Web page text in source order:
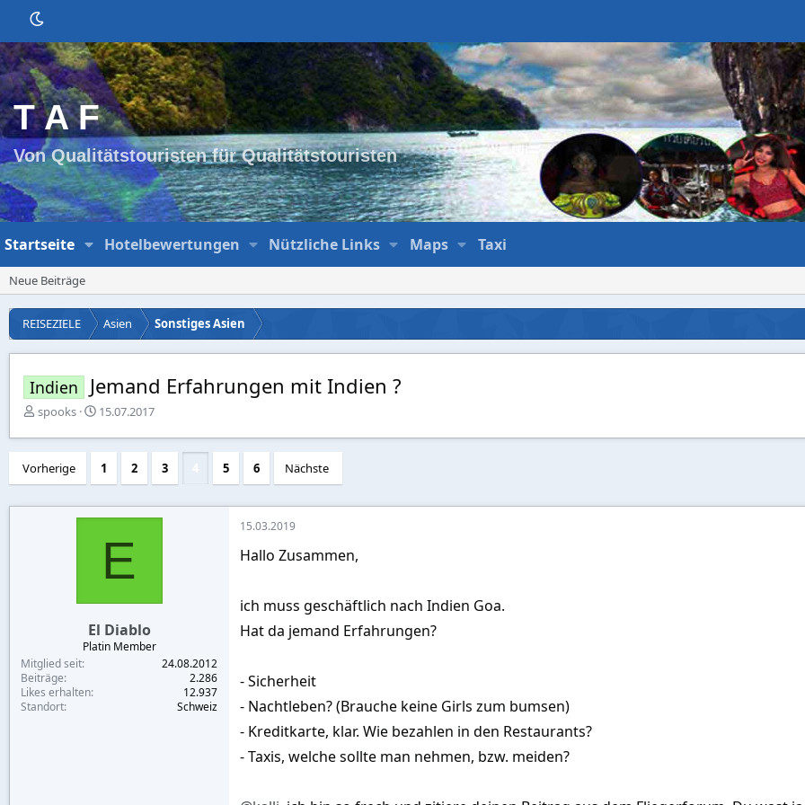
T A F
Von Qualitätstouristen für Qualitätstouristen
Startseite Hotelbewertungen Nützliche Links Maps Taxi
Neue Beiträge
REISEZIELE Asien Sonstiges Asien
Indien Jemand Erfahrungen mit Indien ?
E
s
e
l
spooks
E
s
e
l
t
15.07.2017
Vorherige 1 2 3 5 6 Nächste
E
El Diablo
Platin Member
Mitglied seit
24.08.2012
Beiträge
2.286
Likes erhalten
12.937
Standort
Schweiz
15.03.2019
Hallo Zusammen,
ich muss geschäftlich nach Indien Goa.
Hat da jemand Erfahrungen?
- Sicherheit
- Nachtleben? (Brauche keine Girls zum bumsen)
- Kreditkarte, klar. Wie bezahlen in den Restaurants?
- Taxis, welche sollte man nehmen, bzw. meiden?